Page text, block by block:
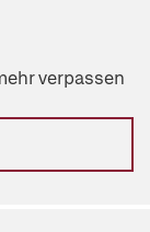
verpassen